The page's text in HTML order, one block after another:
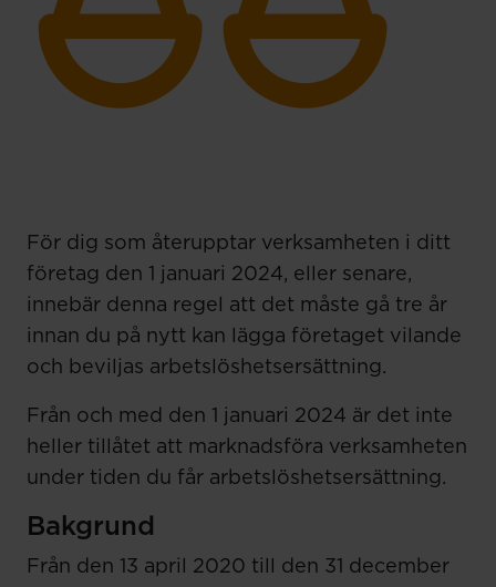
För dig som återupptar verksamheten i ditt
företag den 1 januari 2024, eller senare,
innebär denna regel att det måste gå tre år
innan du på nytt kan lägga företaget vilande
och beviljas arbetslöshetsersättning.
Från och med den 1 januari 2024 är det inte
heller tillåtet att marknadsföra verksamheten
under tiden du får arbetslöshetsersättning.
Bakgrund
Från den 13 april 2020 till den 31 december